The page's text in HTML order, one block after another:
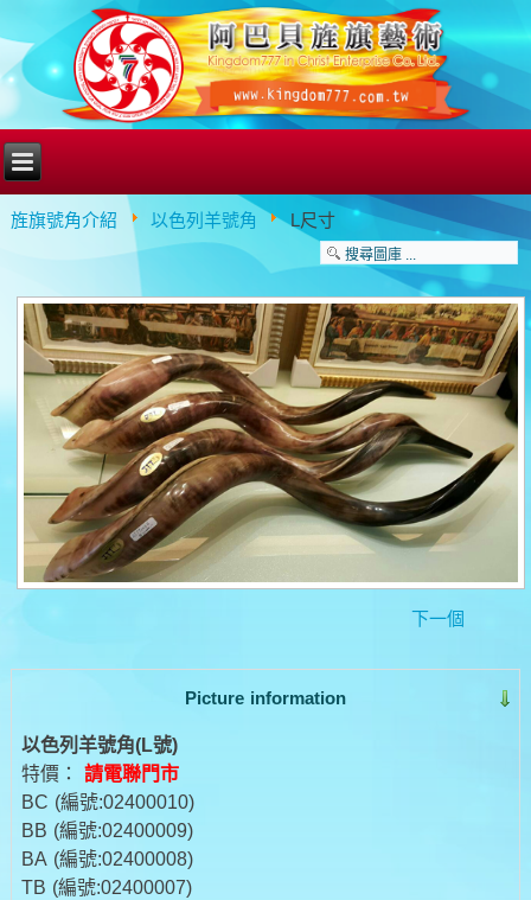
旌旗號角介紹 以色列羊號角 L尺寸
下一個
Picture information
以色列羊號角(L號)
特價： 請電聯門市
BC (編號:02400010)
BB (編號:02400009)
BA (編號:02400008)
TB (編號:02400007)